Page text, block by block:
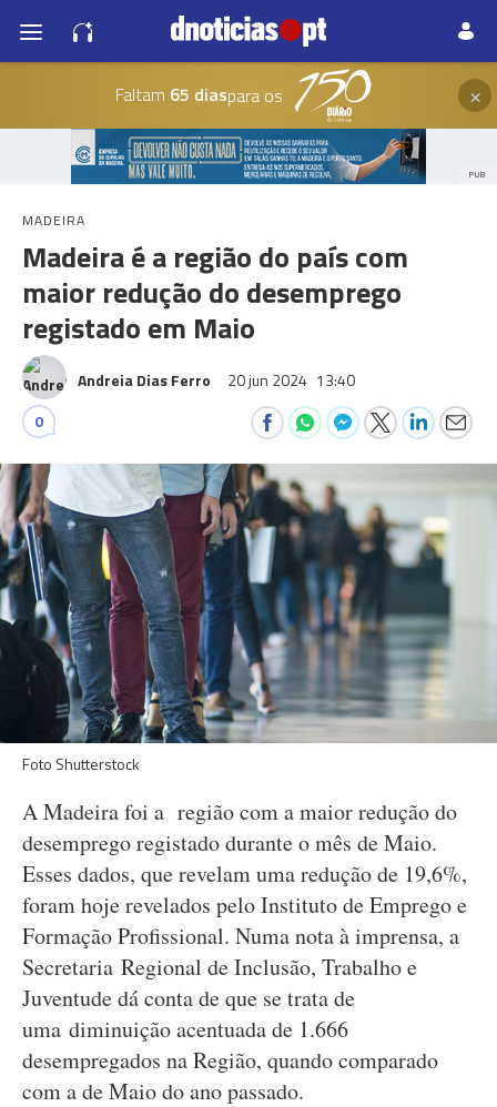
Faltam 65 diaspara os ×
PUB
MADEIRA
Madeira é a região do país com
maior redução do desemprego
registado em Maio
Andreia Dias Ferro 20 jun 2024 13:40
0
Foto Shutterstock
A Madeira foi a região com a maior redução do
desemprego registado durante o mês de Maio.
Esses dados, que revelam uma redução de 19,6%,
foram hoje revelados pelo Instituto de Emprego e
Formação Profissional. Numa nota à imprensa, a
Secretaria Regional de Inclusão, Trabalho e
Juventude dá conta de que se trata de
uma diminuição acentuada de 1.666
desempregados na Região, quando comparado
com a de Maio do ano passado.